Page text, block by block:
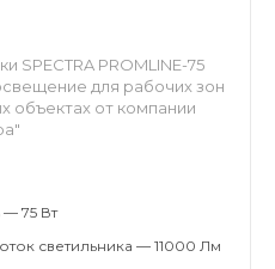
SPECTRA PROMLINE-75
для рабочих зон
объектах от компании
75 Вт
светильника — 11000 Лм